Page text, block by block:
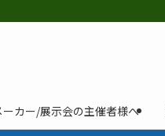
ーカー/展示会の主催者様へ